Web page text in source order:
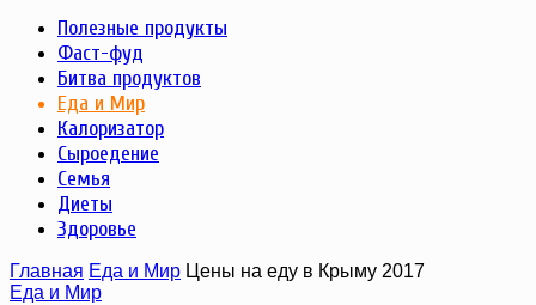
Полезные продукты
Фаст-фуд
Битва продуктов
Еда и Мир
Калоризатор
Сыроедение
Семья
Диеты
Здоровье
Главная Еда и Мир Цены на еду в Крыму 2017
Еда и Мир